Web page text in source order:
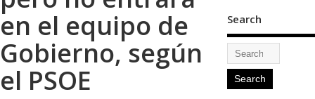
en el equipo de
Gobierno, según
el PSOE
Search